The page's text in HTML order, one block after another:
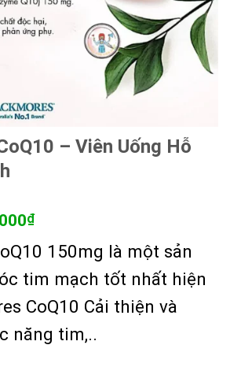
– Viên Uống Hỗ
₫Giá
tại
630.000₫.
150mg là một sản
tim mạch tốt nhất hiện
CoQ10 Cải thiện và
năng tim,..
- Viên Uống Hỗ Trợ Tim Mạch số lượng